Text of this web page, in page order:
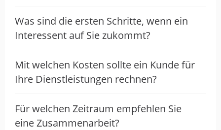
Was sind die ersten Schritte, wenn ein
Interessent auf Sie zukommt?
Mit welchen Kosten sollte ein Kunde für
Ihre Dienstleistungen rechnen?
Für welchen Zeitraum empfehlen Sie
eine Zusammenarbeit?